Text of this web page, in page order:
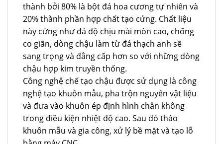
thành bởi 80% là bột đá hoa cương tự nhiên và
20% thành phần hợp chất tạo cứng. Chất liệu
này cứng như đá độ chịu mài mòn cao, chống
co giãn, dòng chậu làm từ đá thạch anh sẽ
sang trọng và đẳng cấp hơn so với những dòng
chậu hợp kim truyền thống.
Công nghệ chế tạo chậu được sử dụng là công
nghệ tạo khuôn mẫu, pha trộn nguyên vật liệu
và đưa vào khuôn ép định hình chân không
trong điều kiện nhiệt độ cao. Sau đó tháo
khuôn mẫu và gia công, xử lý bề mặt và tạo lỗ